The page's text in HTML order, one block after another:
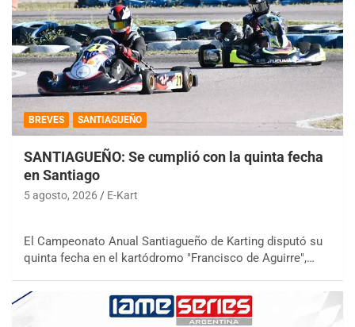
BREVES SANTIAGUEÑO
SANTIAGUEÑO: Se cumplió con la quinta fecha
en Santiago
5 agosto, 2026 E-Kart
El Campeonato Anual Santiagueño de Karting disputó su
quinta fecha en el kartódromo "Francisco de Aguirre",…